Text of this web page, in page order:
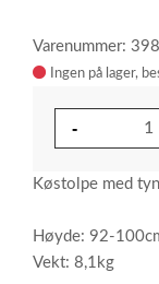
Varenummer:
Ingen på lager
Køstolpe med
Høyde: 92-
Vekt: 8,1kg